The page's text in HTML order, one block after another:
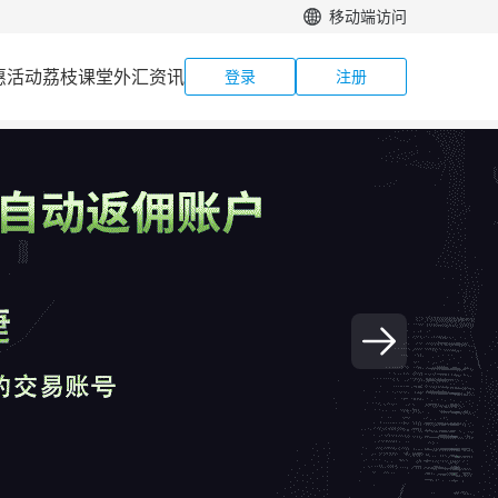
移动端访问
活动荔枝课堂外汇资讯 登录 注册